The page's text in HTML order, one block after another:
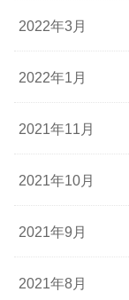
2022年3月
2022年1月
2021年11月
2021年10月
2021年9月
2021年8月